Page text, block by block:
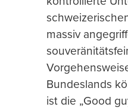
massiv
Bundeslands
ist die „Good